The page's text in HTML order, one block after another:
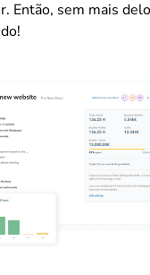
Então, sem mais